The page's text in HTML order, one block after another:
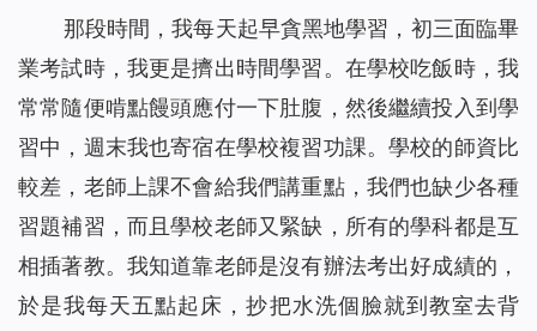
那段時間，我每天起早貪黑地學習，初三面臨畢
業考試時，我更是擠出時間學習。在學校吃飯時，我
常常隨便啃點饅頭應付一下肚腹，然後繼續投入到學
習中，週末我也寄宿在學校複習功課。學校的師資比
較差，老師上課不會給我們講重點，我們也缺少各種
習題補習，而且學校老師又緊缺，所有的學科都是互
相插著教。我知道靠老師是沒有辦法考出好成績的，
於是我每天五點起床，抄把水洗個臉就到教室去背